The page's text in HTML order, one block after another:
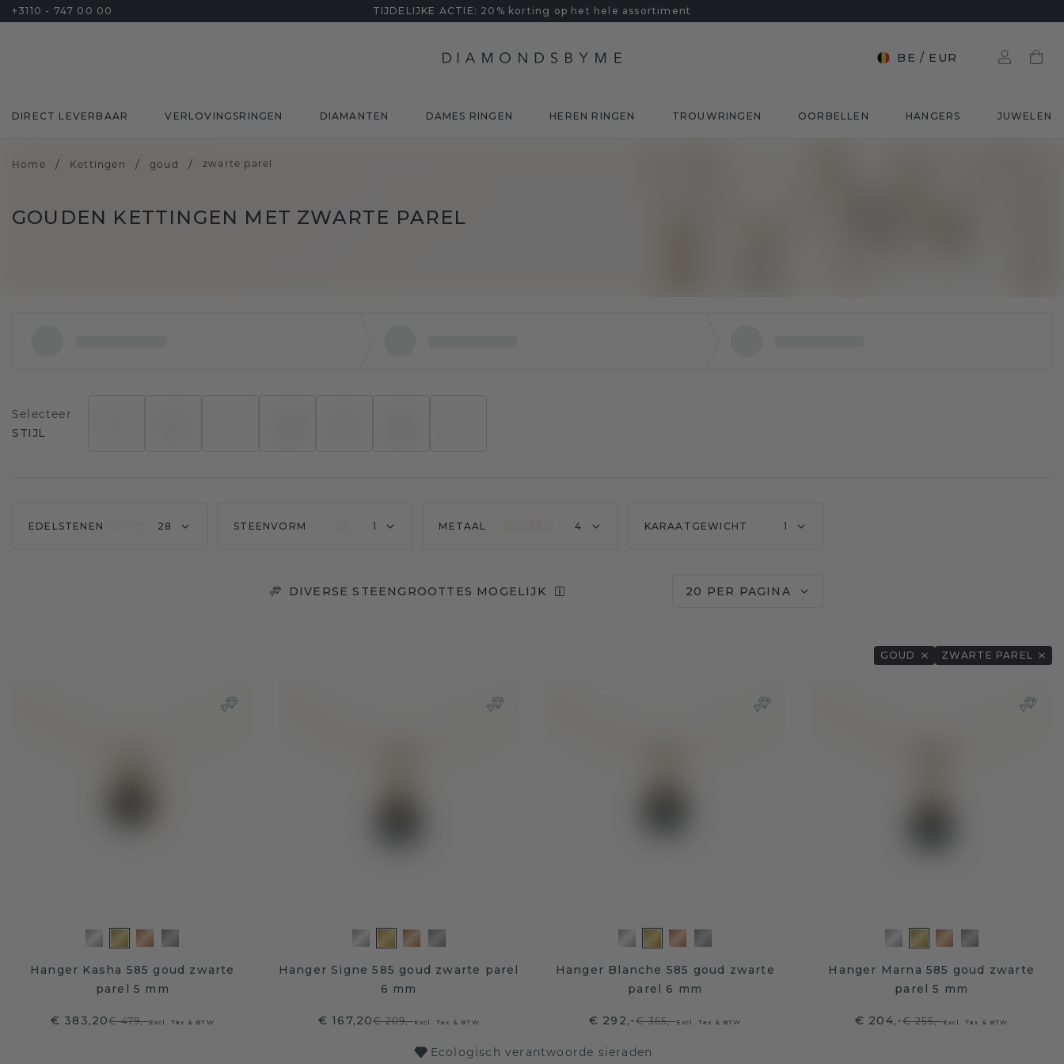
+3110 - 747 00 00 TIJDELIJKE ACTIE: 20% korting op het hele assortiment
BE / EUR
DIRECT LEVERBAAR VERLOVINGSRINGEN DIAMANTEN DAMES RINGEN HEREN RINGEN TROUWRINGEN OORBELLEN HANGERS JUWELEN
Home / Kettingen / goud / zwarte parel
GOUDEN KETTINGEN MET ZWARTE PAREL
Selecteer
STIJL
EDELSTENEN 28 STEENVORM 1 METAAL 4 KARAATGEWICHT 1
DIVERSE STEENGROOTTES MOGELIJK 20 PER PAGINA
GOUD ZWARTE PAREL
Hanger Kasha 585 goud zwarte
parel 5 mm
€ 383,20€ 479,-Excl. Tax & BTW
Hanger Signe 585 goud zwarte parel
6 mm
€ 167,20€ 209,-Excl. Tax & BTW
Hanger Blanche 585 goud zwarte
parel 6 mm
€ 292,-€ 365,-Excl. Tax & BTW
Hanger Marna 585 goud zwarte
parel 5 mm
€ 204,-€ 255,-Excl. Tax & BTW
Ecologisch verantwoorde sieraden